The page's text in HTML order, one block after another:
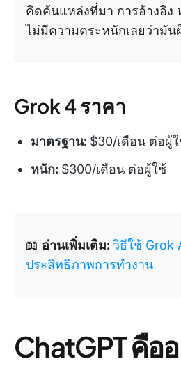
คิดค้นแหล่งที่มา การอ้างอิง
ไม่มีความตระหนักเลยว่ามัน
Grok 4 ราคา
มาตรฐาน: $30/เดือน ต่อผู้
หนัก: $300/เดือน ต่อผู้ใช้
📖 อ่านเพิ่มเติม: วิธีใช้ Grok
ประสิทธิภาพการทำงาน
ChatGPT คือ